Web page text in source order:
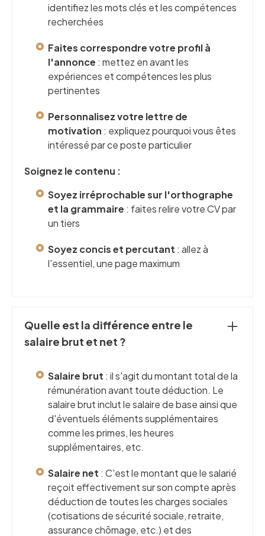
identifiez les mots clés et les compétences
recherchées
Faites correspondre votre profil à
l'annonce : mettez en avant les
expériences et compétences les plus
pertinentes
Personnalisez votre lettre de
motivation : expliquez pourquoi vous êtes
intéressé par ce poste particulier
Soignez le contenu :
Soyez irréprochable sur l'orthographe
et la grammaire : faites relire votre CV par
un tiers
Soyez concis et percutant : allez à
l'essentiel, une page maximum
Quelle est la différence entre le
salaire brut et net ?
Salaire brut : il s'agit du montant total de la
rémunération avant toute déduction. Le
salaire brut inclut le salaire de base ainsi que
d'éventuels éléments supplémentaires
comme les primes, les heures
supplémentaires, etc.
Salaire net : C'est le montant que le salarié
reçoit effectivement sur son compte après
déduction de toutes les charges sociales
(cotisations de sécurité sociale, retraite,
assurance chômage, etc.) et des